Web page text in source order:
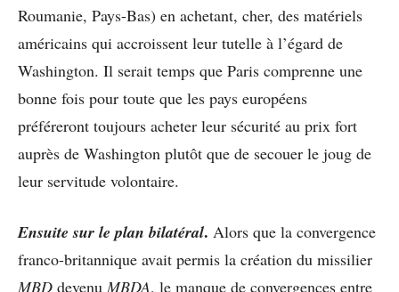
Roumanie, Pays-Bas) en achetant, cher, des matériels
américains qui accroissent leur tutelle à l’égard de
Washington. Il serait temps que Paris comprenne une
bonne fois pour toute que les pays européens
préféreront toujours acheter leur sécurité au prix fort
auprès de Washington plutôt que de secouer le joug de
leur servitude volontaire.
Ensuite sur le plan bilatéral. Alors que la convergence
franco-britannique avait permis la création du missilier
MBD devenuMBDA, le manque de convergences entre